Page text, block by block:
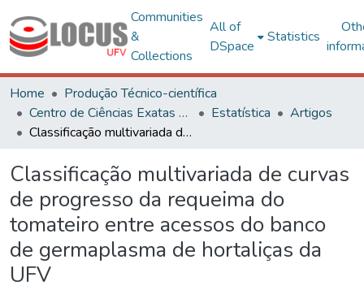
Communities
&
Collections
All of
DSpace
Statistics
Home
Produção Técnico-científica
Centro de Ciências Exatas e Tecnológicas
Estatística
Artigos
Classificação multivariada de curvas de progresso da requeima do tomateiro entre acessos do banco de germaplasma de hortaliças da UFV
Classificação multivariada de curvas
de progresso da requeima do
tomateiro entre acessos do banco
de germaplasma de hortaliças da
UFV